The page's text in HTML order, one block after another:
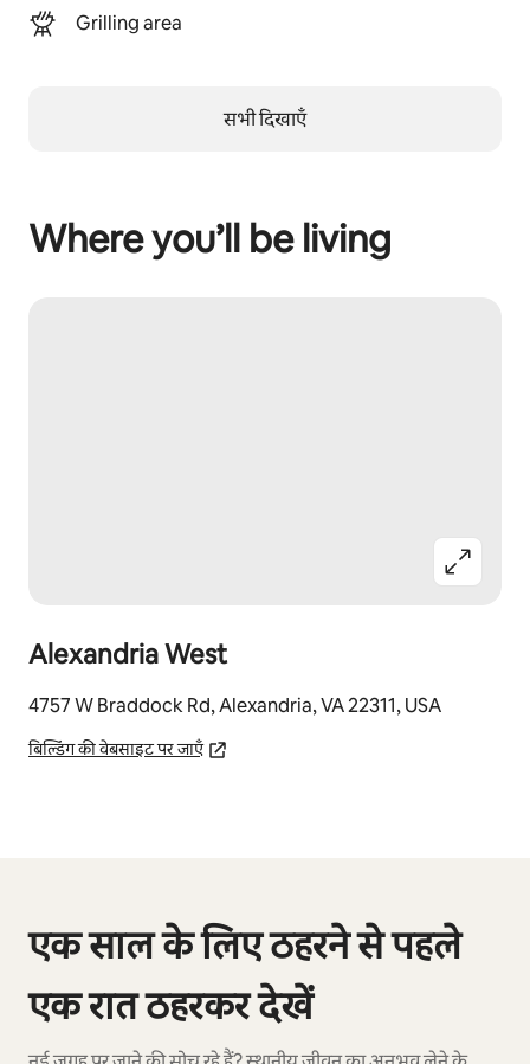
Grilling area
सभी दिखाएँ
Where you’ll be living
Alexandria West
4757 W Braddock Rd, Alexandria, VA 22311, USA
बिल्डिंग की वेबसाइट पर जाएँ
एक साल के लिए ठहरने से पहले
एक रात ठहरकर देखें
कुल 0 आइटम में से 0 दिखाया जा रहा है